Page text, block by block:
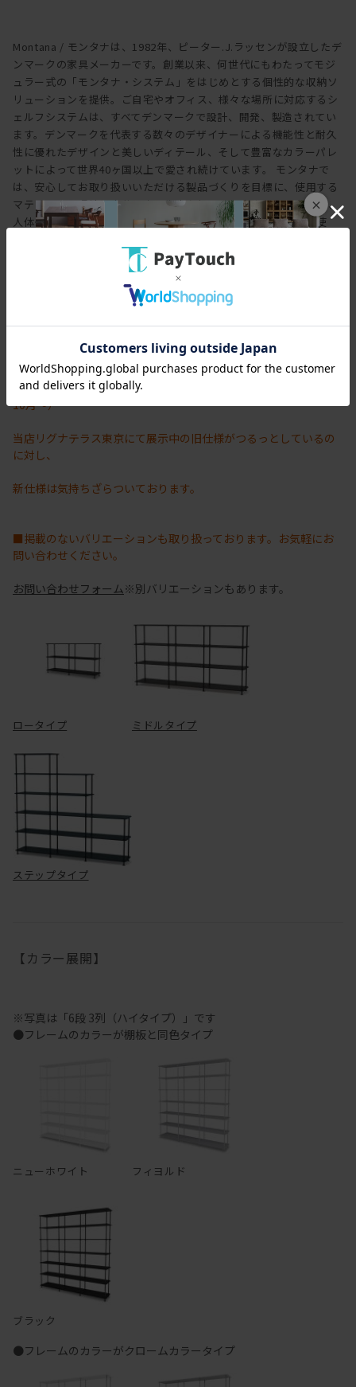
×
1個に2本セットになっています。
Montana / モンタナは、1982年、ピーター.J.ラッセンが設立したデ
ンマークの家具メーカーです。創業以来、何世代にもわたってモジ
ュラー式の「モンタナ・システム」をはじめとする個性的な収納ソ
リューションを提供。ご自宅やオフィス、様々な場所に対応するシ
ェルフシステムは、すべてデンマークで設計、開発、製造されてい
ます。デンマークを代表する数々のデザイナーによる機能性と耐久
性に優れたデザインと美しいディテール、そして豊富なカラーパレ
ットによって世界40ヶ国以上で愛され続けています。 モンタナで
は、安心してお取り扱いいただける製品づくりを目標に、使用する
マテリアルや環境に十分配慮し生産を行っています。2007年以来、
人体や環境に有害な溶剤を含まない水性ラッカーカラーのみを使
具ブランドとしては初めて、ヨーロッパの公式認証である「EUエコ
ラベル」を取得しています。このラベルはモンタナシステム全体に
適用され、MDFを使用したすべての家具にも適用されます。
見た目に大きな違いはございませんが
耐久性を向上させるため、塗装方法が変更されました。（2025年
10月～）
当店リグナテラス東京にて展示中の旧仕様がつるっとしているの
に対し、
新仕様は気持ちざらついております。
■掲載のないバリエーションも取り扱っております。お気軽にお
問い合わせください。
お問い合わせフォーム※別バリエーションもあります。
ロータイプ ミドルタイプ
ステップタイプ
【カラー展開】
※写真は「6段 3列（ハイタイプ）」です
●フレームのカラーが棚板と同色タイプ
ニューホワイト フィヨルド
ブラック
●フレームのカラーがクロームカラータイプ